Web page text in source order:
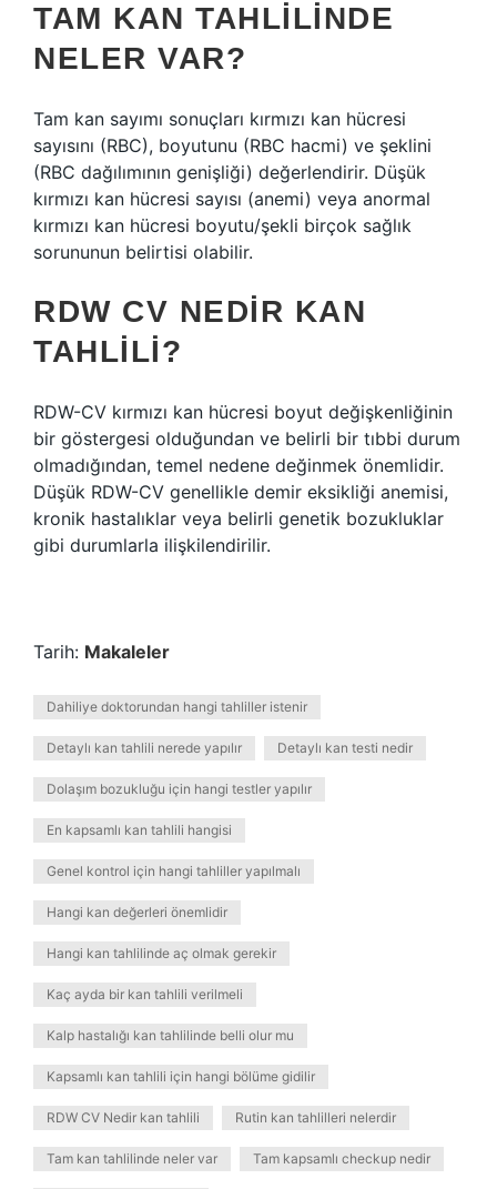
TAM KAN TAHLILINDE
NELER VAR?
Tam kan sayımı sonuçları kırmızı kan hücresi
sayısını (RBC), boyutunu (RBC hacmi) ve şeklini
(RBC dağılımının genişliği) değerlendirir. Düşük
kırmızı kan hücresi sayısı (anemi) veya anormal
kırmızı kan hücresi boyutu/şekli birçok sağlık
sorununun belirtisi olabilir.
RDW CV NEDIR KAN
TAHLILI?
RDW-CV kırmızı kan hücresi boyut değişkenliğinin
bir göstergesi olduğundan ve belirli bir tıbbi durum
olmadığından, temel nedene değinmek önemlidir.
Düşük RDW-CV genellikle demir eksikliği anemisi,
kronik hastalıklar veya belirli genetik bozukluklar
gibi durumlarla ilişkilendirilir.
Tarih: Makaleler
Dahiliye doktorundan hangi tahliller istenir
Detaylı kan tahlili nerede yapılır Detaylı kan testi nedir
Dolaşım bozukluğu için hangi testler yapılır
En kapsamlı kan tahlili hangisi
Genel kontrol için hangi tahliller yapılmalı
Hangi kan değerleri önemlidir
Hangi kan tahlilinde aç olmak gerekir
Kaç ayda bir kan tahlili verilmeli
Kalp hastalığı kan tahlilinde belli olur mu
Kapsamlı kan tahlili için hangi bölüme gidilir
RDW CV Nedir kan tahlili Rutin kan tahlilleri nelerdir
Tam kan tahlilinde neler var Tam kapsamlı checkup nedir